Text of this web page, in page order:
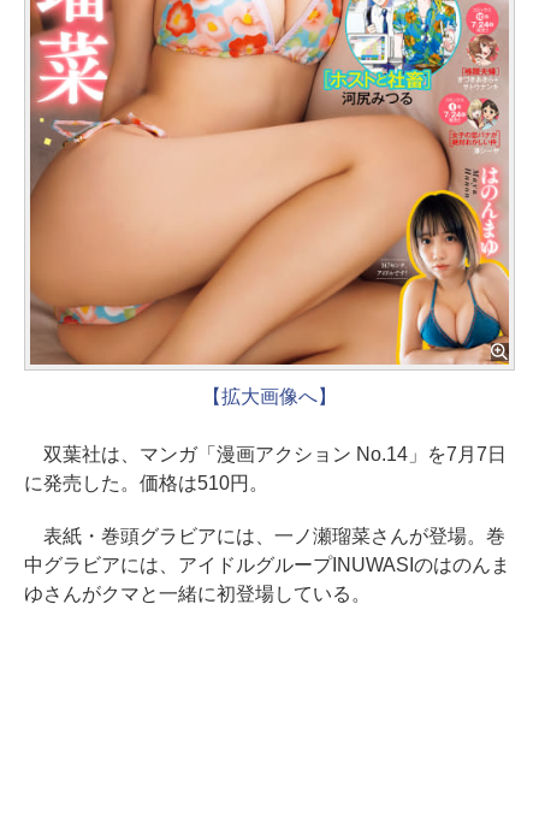
【拡大画像へ】
双葉社は、マンガ「漫画アクション No.14」を7月7日
に発売した。価格は510円。
表紙・巻頭グラビアには、一ノ瀬瑠菜さんが登場。巻
中グラビアには、アイドルグループINUWASIのはのんま
ゆさんがクマと一緒に初登場している。